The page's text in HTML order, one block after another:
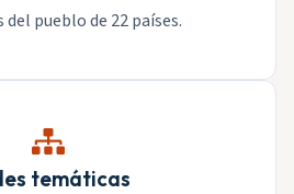
del pueblo de 22 países.
temáticas